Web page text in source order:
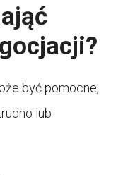
być pomocne,
lub